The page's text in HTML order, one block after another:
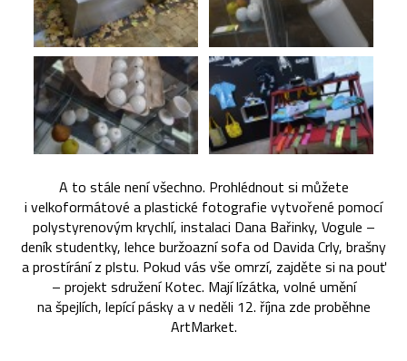
A to stále není všechno. Prohlédnout si můžete
i velkoformátové a plastické fotografie vytvořené pomocí
polystyrenovým krychlí, instalaci Dana Bařinky, Vogule –
deník studentky, lehce buržoazní sofa od Davida Crly, brašny
a prostírání z plstu. Pokud vás vše omrzí, zajděte si na pouť
– projekt sdružení Kotec. Mají lízátka, volné umění
na špejlích, lepící pásky a v neděli 12. října zde proběhne
ArtMarket.